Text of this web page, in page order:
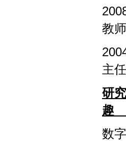
教
主
研
趣
数